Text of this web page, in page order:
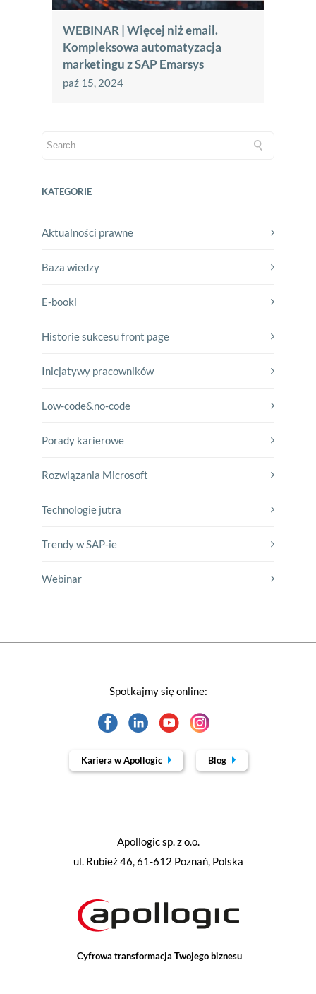
WEBINAR | Więcej niż email.
Kompleksowa automatyzacja
marketingu z SAP Emarsys
paź 15, 2024
KATEGORIE
Aktualności prawne
Baza wiedzy
E-booki
Historie sukcesu front page
Inicjatywy pracowników
Low-code&no-code
Porady karierowe
Rozwiązania Microsoft
Technologie jutra
Trendy w SAP-ie
Webinar
Cyfrowa transformacja Twojego biznesu
Apollogic sp. z o.o.
ul. Rubież 46, 61-612 Poznań, Polska
Spotkajmy się online:
Kariera w Apollogic Blog